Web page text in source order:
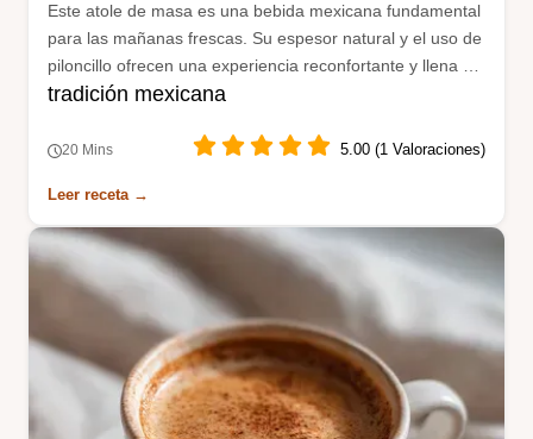
Este atole de masa es una bebida mexicana fundamental
para las mañanas frescas. Su espesor natural y el uso de
piloncillo ofrecen una experiencia reconfortante y llena de
historia tradicional casera.
tradición mexicana
20 Mins 5.00 (1 Valoraciones)
Leer receta →